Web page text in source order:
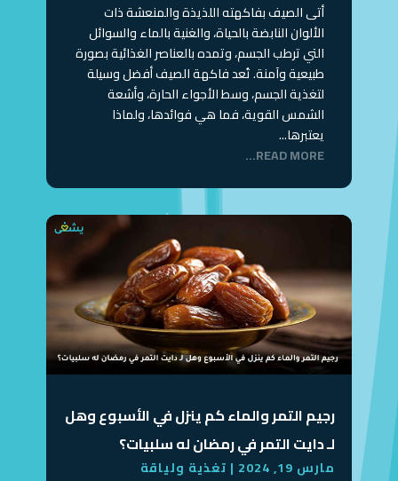
أتى الصيف بفاكهته اللذيذة والمنعشة ذات
الألوان النابضة بالحياة، والغنية بالماء والسوائل
التي ترطب الجسم، وتمده بالعناصر الغذائية بصورة
طبيعية وآمنة. تُعد فاكهة الصيف أفضل وسيلة
لتغذية الجسم، وسط الأجواء الحارة، وأشعة
الشمس القوية، فما هي فوائدها، ولماذا
يعتبرها...
READ MORE...
رجيم التمر والماء كم ينزل في الأسبوع وهل
لـ دايت التمر في رمضان له سلبيات؟
مارس 19, 2024 | تغذية ولياقة